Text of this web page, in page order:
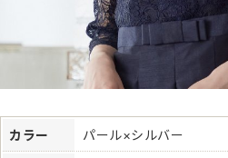
カラー パール×シルバー